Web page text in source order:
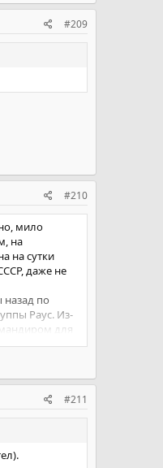
#209
#210
мило
на
на сутки
даже не
назад по
Раус. Из-
для
Кроме того,
L.
на
#211